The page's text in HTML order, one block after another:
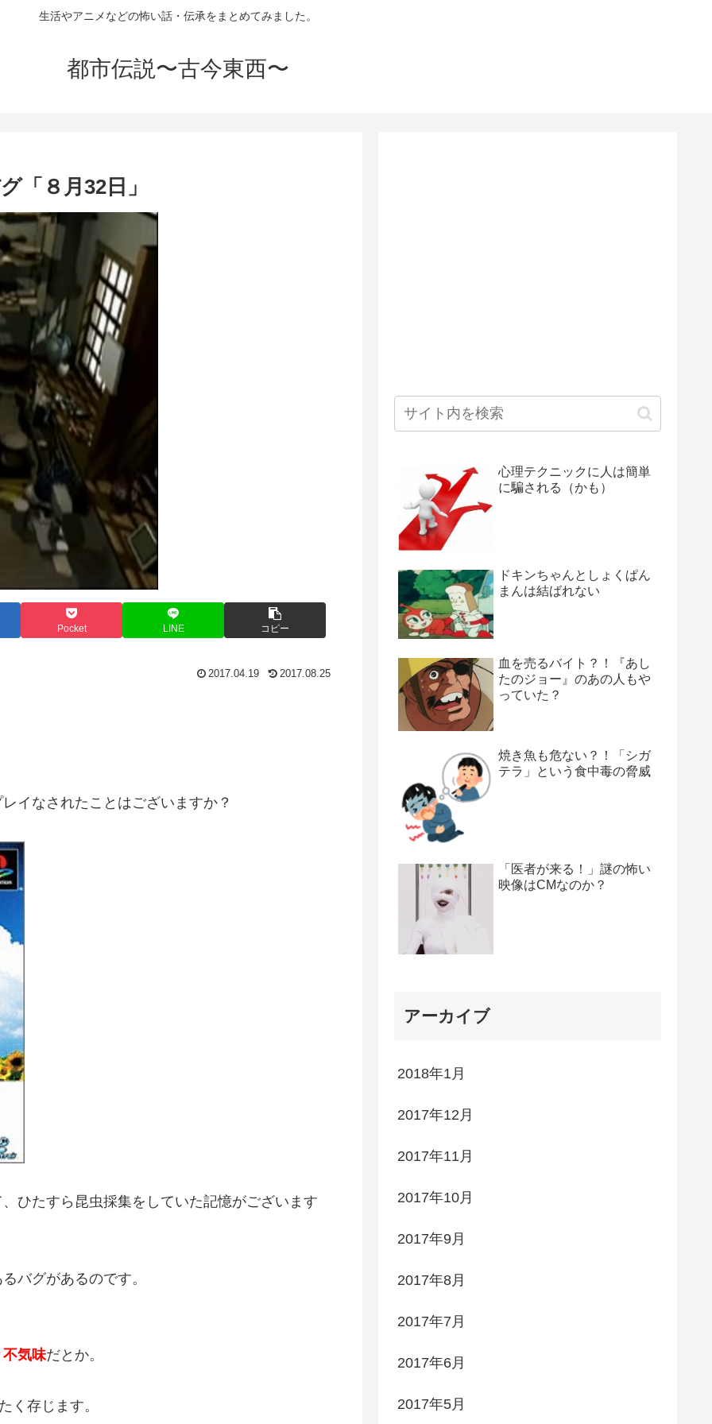
生活やアニメなどの怖い話・伝承をまとめてみました。
都市伝説〜古今東西〜
「８月32日」
Pocket LINE コピー
2017.04.19 2017.08.25
イなされたことはございますか？
ひたすら昆虫採集をしていた記憶がございます
バグがあるのです。
気味だとか。
く存じます。
心理テクニックに人は簡単
に騙される（かも）
ドキンちゃんとしょくぱん
まんは結ばれない
血を売るバイト？！『あし
たのジョー』のあの人もや
っていた？
焼き魚も危ない？！「シガ
テラ」という食中毒の脅威
「医者が来る！」謎の怖い
映像はCMなのか？
アーカイブ
2018年1月
2017年12月
2017年11月
2017年10月
2017年9月
2017年8月
2017年7月
2017年6月
2017年5月